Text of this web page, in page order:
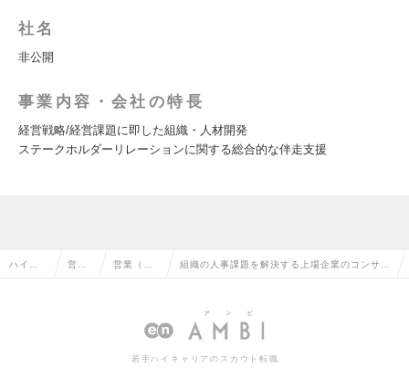
社名
非公開
事業内容・会社の特長
経営戦略/経営課題に即した組織・人材開発
ステークホルダーリレーションに関する総合的な伴走支援
ハイク 営業 営業（法 組織の人事課題を解決する上場企業のコンサル
クス/の求人情報
若手ハイキャリアのスカウト転職